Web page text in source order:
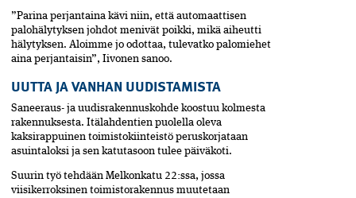
”Parina perjantaina kävi niin, että automaattisen
palohälytyksen johdot menivät poikki, mikä aiheutti
hälytyksen. Aloimme jo odottaa, tulevatko palomiehet
aina perjantaisin”, Iivonen sanoo.
UUTTA JA VANHAN UUDISTAMISTA
Saneeraus- ja uudisrakennuskohde koostuu kolmesta
rakennuksesta. Itälahdentien puolella oleva
kaksirappuinen toimistokiinteistö peruskorjataan
asuintaloksi ja sen katutasoon tulee päiväkoti.
Suurin työ tehdään Melkonkatu 22:ssa, jossa
viisikerroksinen toimistorakennus muutetaan